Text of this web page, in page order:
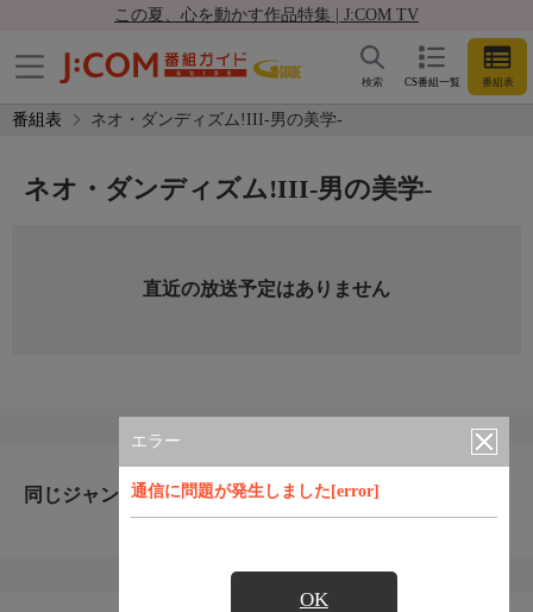
この夏、心を動かす作品特集 | J:COM TV
CS番組一覧 番組表
検索
番組表 ネオ・ダンディズム!III-男の美学-
エラー
通信に問題が発生しました[error]
OK
ネオ・ダンディズム!III-男の美学-
直近の放送予定はありません
同じジャンルのおすすめ番組